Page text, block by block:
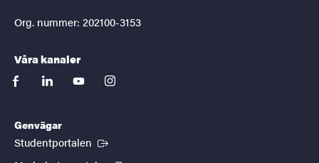
Org. nummer: 202100-3153
Våra kanaler
facebooklinkedinyoutubeinstagram
Genvägar
Studentportalen (Extern länk)